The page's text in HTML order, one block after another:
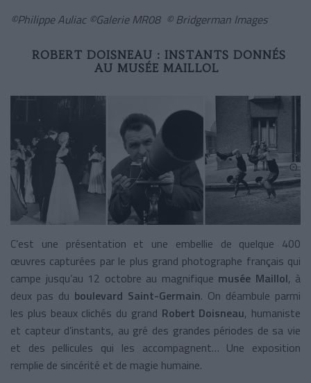
©Philippe Auliac ©Galerie MR08 © Bridgerman Images
ROBERT DOISNEAU : INSTANTS DONNÉS
AU MUSÉE MAILLOL
C’est une présentation et une embellie de quelque 400
œuvres capturées par le plus grand photographe français qui
campe jusqu’au 12 octobre au magnifique musée Maillol, à
deux pas du boulevard Saint-Germain. On déambule parmi
les plus beaux clichés du grand Robert Doisneau, humaniste
et capteur d’instants, au gré des grandes périodes de sa vie
et des pellicules qui les accompagnent… Une exposition
remplie de sincérité et de magie humaine.